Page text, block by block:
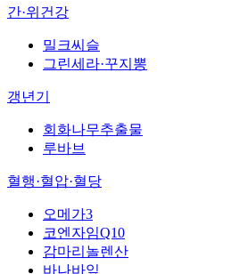
간·위건강
밀크씨슬
그린세라·꾸지뽕
갱년기
회화나무추출물
루바브
혈행·혈압·혈당
오메가3
코엔자임Q10
감마리놀렌산
바나바잎